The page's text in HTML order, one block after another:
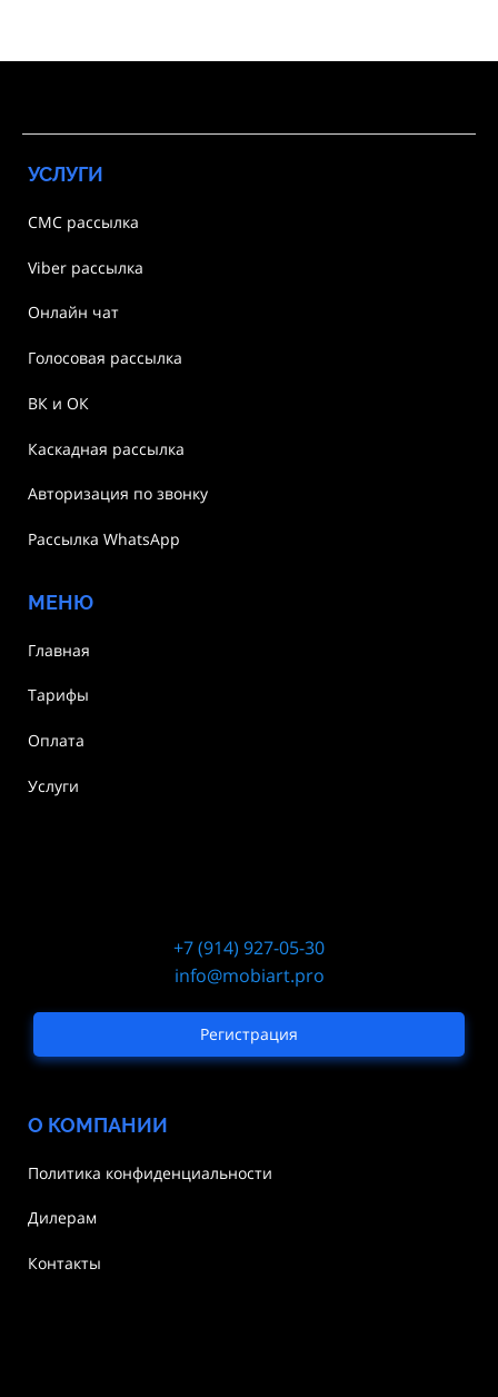
УСЛУГИ
СМС рассылка
Viber рассылка
Онлайн чат
Голосовая рассылка
ВК и ОК
Каскадная рассылка
Авторизация по звонку
Рассылка WhatsApp
МЕНЮ
Главная
Тарифы
Оплата
Услуги
+7 (914) 927-05-30
info@mobiart.pro
Регистрация
О КОМПАНИИ
Политика конфиденциальности
Дилерам
Контакты